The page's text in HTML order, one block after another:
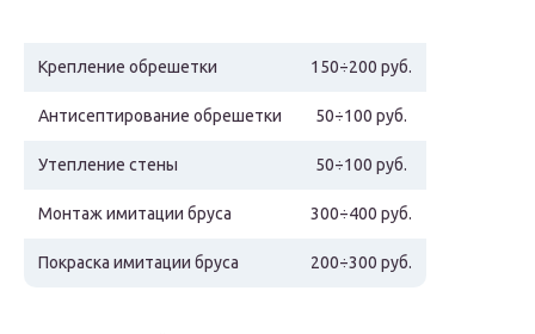
Крепление обрешетки 150÷200 руб.
Антисептирование обрешетки 50÷100 руб.
Утепление стены 50÷100 руб.
Монтаж имитации бруса 300÷400 руб.
Покраска имитации бруса 200÷300 руб.